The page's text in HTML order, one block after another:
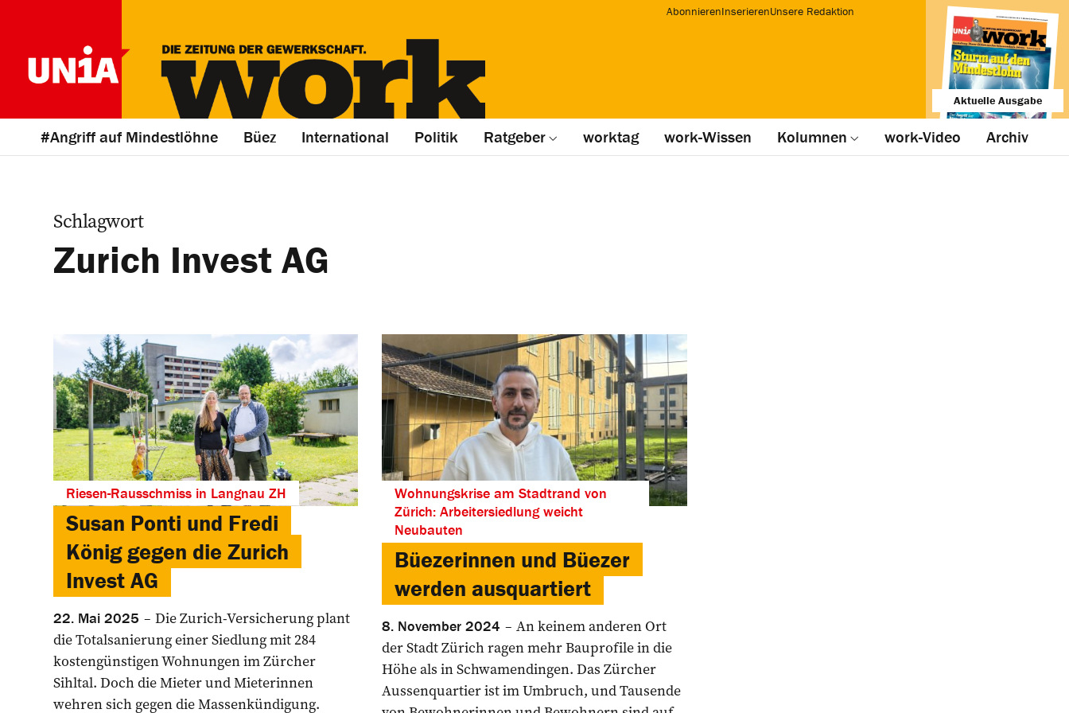
AbonnierenInserierenUnsere Redaktion
Aktuelle Ausgabe
#Angriff auf Mindestlöhne Büez International Politik Ratgeber worktag work-Wissen Kolumnen work-Video Archiv
Schlagwort
Zurich Invest AG
Riesen-Rausschmiss in Langnau ZH
Susan Ponti und Fredi
König gegen die Zurich
Invest AG
22. Mai 2025
Die Zurich-Versicherung plant
die Totalsanierung einer Siedlung mit 284
kostengünstigen Wohnungen im Zürcher
Sihltal. Doch die Mieter und Mieterinnen
wehren sich gegen die Massenkündigung.
Wohnungskrise am Stadtrand von
Zürich: Arbeitersiedlung weicht
Neubauten
Büezerinnen und Büezer
werden ausquartiert
8. November 2024
An keinem anderen Ort
der Stadt Zürich ragen mehr Bauprofile in die
Höhe als in Schwamendingen. Das Zürcher
Aussenquartier ist im ­Umbruch, und Tausende